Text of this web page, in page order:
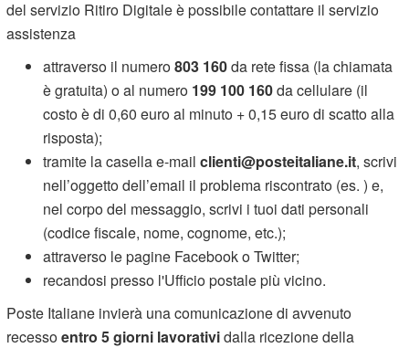
del servizio Ritiro Digitale è possibile contattare il servizio
assistenza
attraverso il numero803 160da rete fissa (la chiamata
è gratuita) o al numero 199 100 160da cellulare (il
costo è di 0,60 euro al minuto + 0,15 euro di scatto alla
risposta);
tramite la casella e-mailclienti@posteitaliane.it, scrivi
nell’oggetto dell’email il problema riscontrato (es. ) e,
nel corpo del messaggio, scrivi i tuoi dati personali
(codice fiscale, nome, cognome, etc.);
attraverso le pagine Facebook o Twitter;
recandosi presso l'Ufficio postale più vicino.
Poste Italiane invierà una comunicazione di avvenuto
recessoentro 5 giorni lavoratividalla ricezione della